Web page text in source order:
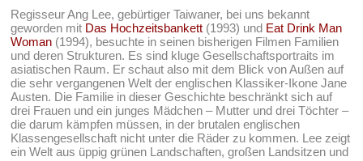
Regisseur Ang Lee, gebürtiger Taiwaner, bei uns bekannt
geworden mit Das Hochzeitsbankett (1993) und Eat Drink Man
Woman (1994), besuchte in seinen bisherigen Filmen Familien
und deren Strukturen. Es sind kluge Gesellschaftsportraits im
asiatischen Raum. Er schaut also mit dem Blick von Außen auf
die sehr vergangenen Welt der englischen Klassiker-Ikone Jane
Austen. Die Familie in dieser Geschichte beschränkt sich auf
drei Frauen und ein junges Mädchen – Mutter und drei Töchter –
die darum kämpfen müssen, in der brutalen englischen
Klassengesellschaft nicht unter die Räder zu kommen. Lee zeigt
ein Welt aus üppig grünen Landschaften, großen Landsitzen und